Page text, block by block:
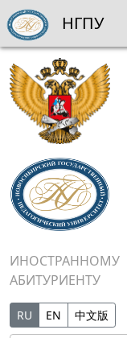
ИНОСТРАННОМУ
АБИТУРИЕНТУ
RU EN 中文版
НГПУ